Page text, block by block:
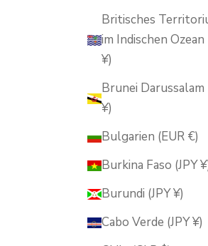
Britisches
im Indischen Ozean
¥)
Brunei Darussalam
¥)
Bulgarien (EUR €)
Burkina Faso (JPY
Burundi (JPY ¥)
Cabo Verde (JPY ¥)